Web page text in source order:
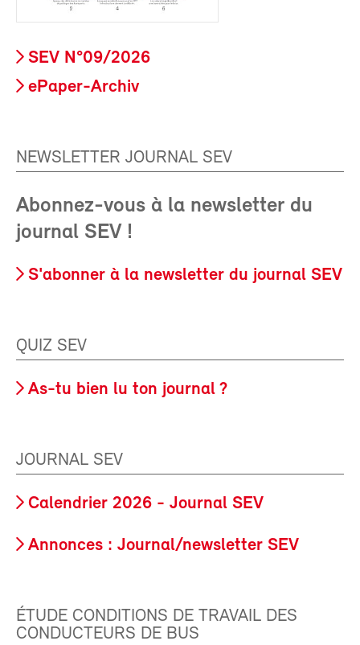
SEV N°09/2026
ePaper-Archiv
NEWSLETTER JOURNAL SEV
Abonnez-vous à la newsletter du
journal SEV !
S'abonner à la newsletter du journal SEV
QUIZ SEV
As-tu bien lu ton journal ?
JOURNAL SEV
Calendrier 2026 - Journal SEV
Annonces : Journal/newsletter SEV
ÉTUDE CONDITIONS DE TRAVAIL DES
CONDUCTEURS DE BUS